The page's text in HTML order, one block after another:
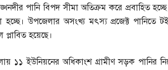
পানি বিপদ সীমা অতিক্রম করে প্রবাহিত
উপজেলার অসংখ্য মৎস্য প্রজেক্ট পানিতে
প্লাবিত হয়েছে।
১১ ইউনিয়নের অধিকাংশ গ্রামীণ সড়ক পানির